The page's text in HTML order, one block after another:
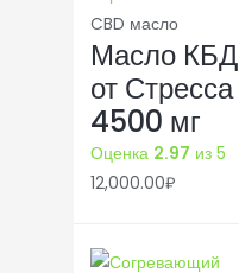
CBD масло
Масло КБД
от Стресса
4500 мг
Оценка 2.97 из 5
12,000.00₽